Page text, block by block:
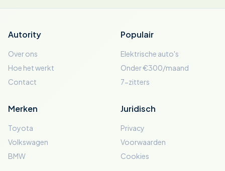
Autority
Over ons
Hoe het werkt
Contact
Populair
Elektrische auto's
Onder €300/maand
7-zitters
Merken
Toyota
Volkswagen
BMW
Juridisch
Privacy
Voorwaarden
Cookies